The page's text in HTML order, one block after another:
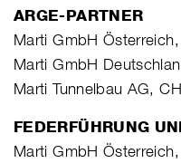
ARGE-PARTNER
Marti GmbH
Marti GmbH
Marti Tunnelbau AG,
FEDERFÜHRUNG
Marti GmbH